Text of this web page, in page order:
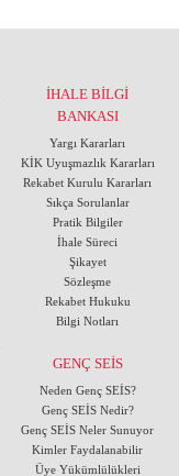
İHALE BİLGİ
BANKASI
Yargı Kararları
KİK Uyuşmazlık Kararları
Rekabet Kurulu Kararları
Sıkça Sorulanlar
Pratik Bilgiler
İhale Süreci
Şikayet
Sözleşme
Rekabet Hukuku
Bilgi Notları
GENÇ SEİS
Neden Genç SEİS?
Genç SEİS Nedir?
Genç SEİS Neler Sunuyor
Kimler Faydalanabilir
Üye Yükümlülükleri